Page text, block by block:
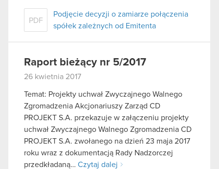
PDF
Podjęcie decyzji o zamiarze połączenia
spółek zależnych od Emitenta
Raport bieżący nr 5/2017
26 kwietnia 2017
Temat: Projekty uchwał Zwyczajnego Walnego
Zgromadzenia Akcjonariuszy Zarząd CD
PROJEKT S.A. przekazuje w załączeniu projekty
uchwał Zwyczajnego Walnego Zgromadzenia CD
PROJEKT S.A. zwołanego na dzień 23 maja 2017
roku wraz z dokumentacją Rady Nadzorczej
przedkładaną… Czytaj dalej